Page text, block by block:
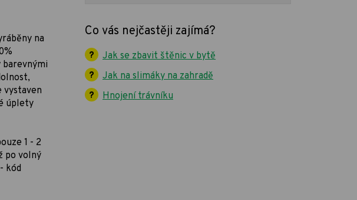
na
vystaven
úplety
1 - 2
po volný
kód
Co vás nejčastěji zajímá?
Jak se zbavit štěnic v bytě
Jak na slimáky na zahradě
Hnojení trávníku